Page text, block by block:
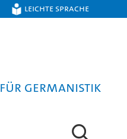
Leichte Sprache
Germanistik